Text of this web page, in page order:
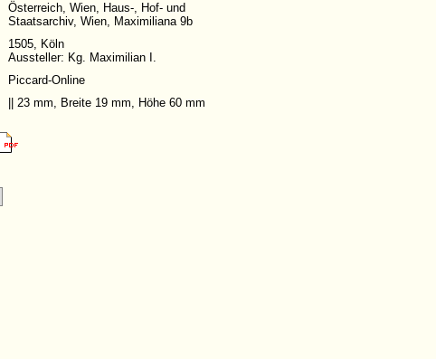
Österreich, Wien, Haus-, Hof- und
Staatsarchiv, Wien, Maximiliana 9b
1505, Köln
Aussteller: Kg. Maximilian I.
Piccard-Online
|| 23 mm, Breite 19 mm, Höhe 60 mm